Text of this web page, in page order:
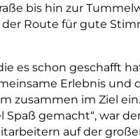
bis hin zur
Route für gute
es schon geschafft
Erlebnis und
zusammen im Ziel
gemacht“, war
auf der